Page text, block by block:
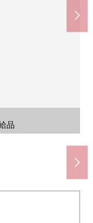
品
品
品
品
品
品
品
品
品
品
品
)
)
)
)
約270m)